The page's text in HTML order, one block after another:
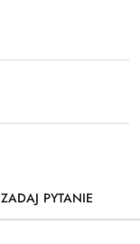
ZADAJ PYTANIE